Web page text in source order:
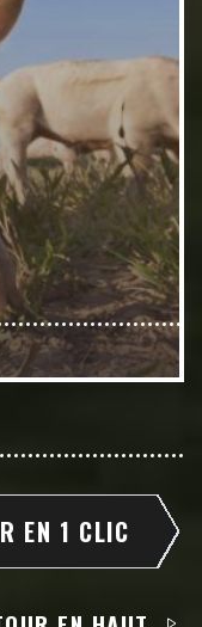
EN 1 CLIC